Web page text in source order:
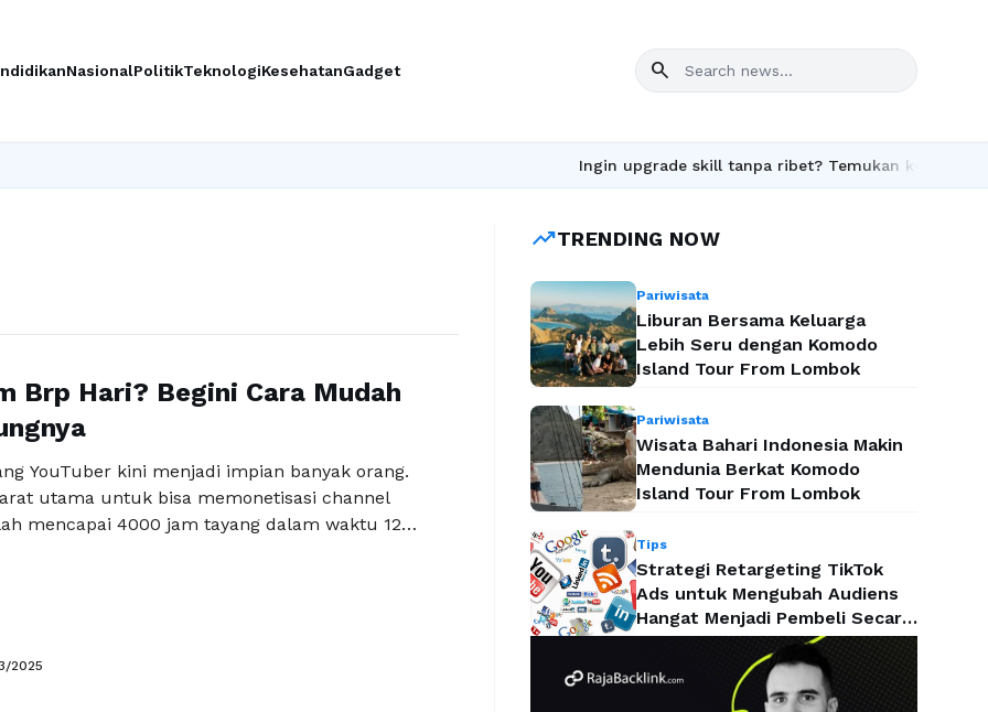
NasionalPolitikTeknologiKesehatanGadget search
Ingin upgrade skill tanpa ribet? Temukan kelas seru dan
Brp Hari? Begini Cara Mudah
YouTuber kini menjadi impian banyak orang.
utama untuk bisa memonetisasi channel
mencapai 4000 jam tayang dalam waktu 12
2025
trending_upTRENDING NOW
Pariwisata
Liburan Bersama Keluarga
Lebih Seru dengan Komodo
Island Tour From Lombok
Pariwisata
Wisata Bahari Indonesia Makin
Mendunia Berkat Komodo
Island Tour From Lombok
Tips
Strategi Retargeting TikTok
Ads untuk Mengubah Audiens
Hangat Menjadi Pembeli Secara
Efektif